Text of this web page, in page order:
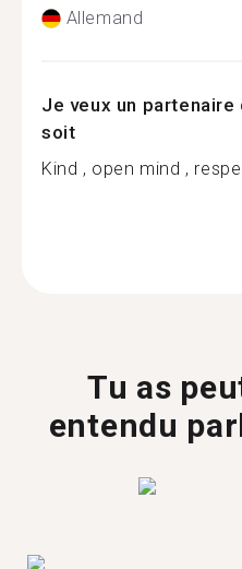
Allemand
Je veux un
soit
Kind , open mind ,
Tu as
entendu